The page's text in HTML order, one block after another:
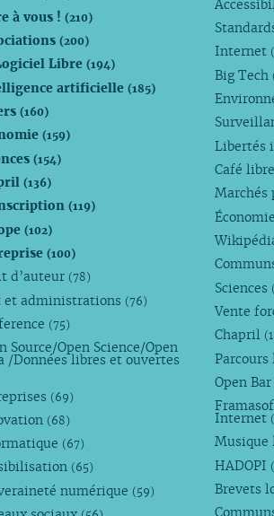
à vous !(210)
(200)
Libre(194)
artificielle(185)
(160)
(159)
(154)
(136)
(119)
(102)
(100)
d’auteur (78)
et administrations (76)
(75)
Source/Open Science/Open
/Données libres et ouvertes
(69)
(68)
(67)
(65)
numérique (59)
Internet
Big Tech
Libertés
Café libre
Marchés
Sciences
Vente
Chapril
Open Bar
Internet
Musique
HADOPI
Brevets